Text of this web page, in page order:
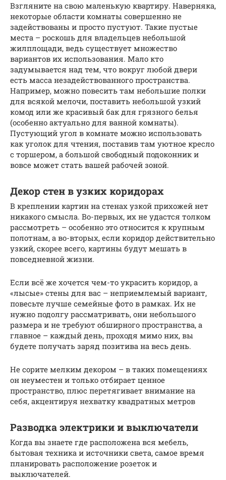
Взгляните на свою маленькую квартиру. Наверняка,
некоторые области комнаты совершенно не
задействованы и просто пустуют. Такие пустые
места – роскошь для владельцев небольшой
жилплощади, ведь существует множество
вариантов их использования. Мало кто
задумывается над тем, что вокруг любой двери
есть масса незадействованного пространства.
Например, можно повесить там небольшие полки
для всякой мелочи, поставить небольшой узкий
комод или же красивый бак для грязного белья
(особенно актуально для ванной комнаты).
Пустующий угол в комнате можно использовать
как уголок для чтения, поставив там уютное кресло
с торшером, а большой свободный подоконник и
вовсе может стать вашей рабочей зоной.
Декор стен в узких коридорах
В креплении картин на стенах узкой прихожей нет
никакого смысла. Во-первых, их не удастся толком
рассмотреть – особенно это относится к крупным
полотнам, а во-вторых, если коридор действительно
узкий, скорее всего, картины будут мешать в
повседневной жизни.
Если всё же хочется чем-то украсить коридор, а
«лысые» стены для вас – неприемлемый вариант,
повесьте лучше семейные фото в рамках. Их не
нужно подолгу рассматривать, они небольшого
размера и не требуют обширного пространства, а
главное – каждый день, проходя мимо них, вы
будете получать заряд позитива на весь день.
Не сорите мелким декором – в таких помещениях
он неуместен и только отбирает ценное
пространство, плюс перетягивает внимание на
себя, акцентируя нехватку квадратных метров
Разводка электрики и выключатели
Когда вы знаете где расположена вся мебель,
бытовая техника и источники света, самое время
планировать расположение розеток и
выключателей.